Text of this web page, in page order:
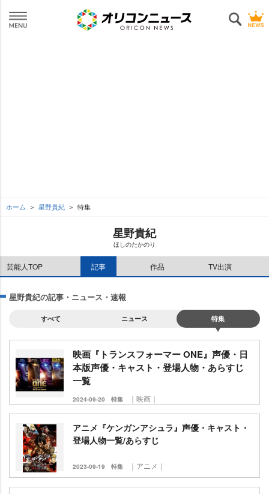
ホーム 星野貴紀 特集
星野貴紀
ほしのたかのり
芸能人TOP 記事 作品 TV出演
星野貴紀の記事・ニュース・速報
すべて ニュース 特集
映画『トランスフォーマー ONE』声優・日
本版声優・キャスト・登場人物・あらすじ
一覧
2024-09-20 特集 ｜映画｜
アニメ『ケンガンアシュラ』声優・キャスト・
登場人物一覧/あらすじ
2023-09-19 特集 ｜アニメ｜